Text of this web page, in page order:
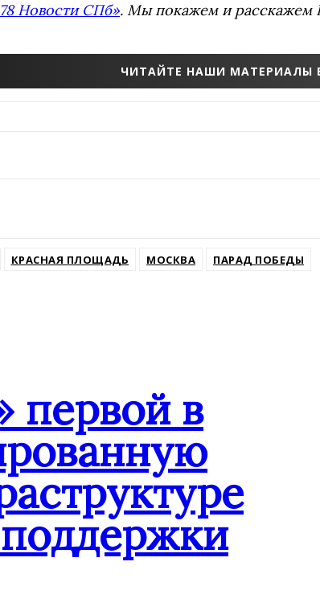
Новости СПб». Мы покажем и расскажем
ЧИТАЙТЕ НАШИ МАТЕРИАЛЫ
КРАСНАЯ ПЛОЩАДЬ МОСКВА
ПАРАД ПОБЕДЫ
в